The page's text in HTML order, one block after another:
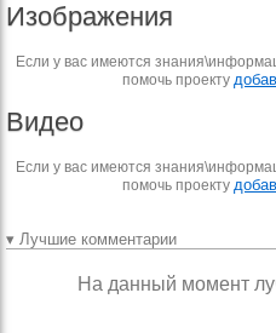
Изображения
Если у вас имеются
помочь проекту
Видео
Если у вас имеются
помочь проекту
▾ Лучшие комментарии
На данный момент